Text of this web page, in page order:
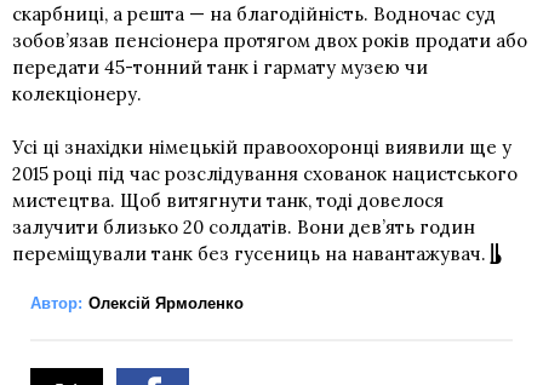
скарбниці, а решта — на благодійність. Водночас суд
зобов’язав пенсіонера протягом двох років продати або
передати 45-тонний танк і гармату музею чи
колекціонеру.
Усі ці знахідки німецькій правоохоронці виявили ще у
2015 році під час розслідування схованок нацистського
мистецтва. Щоб витягнути танк, тоді довелося
залучити близько 20 солдатів. Вони дев’ять годин
переміщували танк без гусениць на навантажувач.
Автор: Олексій Ярмоленко